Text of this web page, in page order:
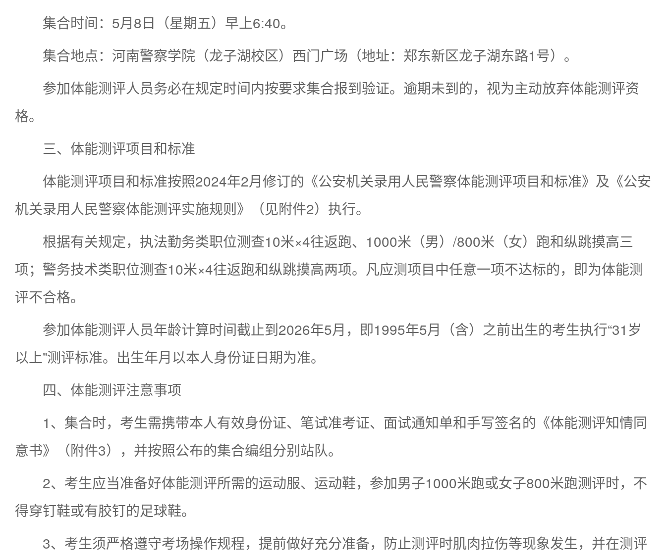
集合时间：5月8日（星期五）早上6:40。
集合地点：河南警察学院（龙子湖校区）西门广场（地址：郑东新区龙子湖东路1号）。
参加体能测评人员务必在规定时间内按要求集合报到验证。逾期未到的，视为主动放弃体能测评资
格。
三、体能测评项目和标准
体能测评项目和标准按照2024年2月修订的《公安机关录用人民警察体能测评项目和标准》及《公安
机关录用人民警察体能测评实施规则》（见附件2）执行。
根据有关规定，执法勤务类职位测查10米×4往返跑、1000米（男）/800米（女）跑和纵跳摸高三
项；警务技术类职位测查10米×4往返跑和纵跳摸高两项。凡应测项目中任意一项不达标的，即为体能测
评不合格。
参加体能测评人员年龄计算时间截止到2026年5月，即1995年5月（含）之前出生的考生执行“31岁
以上”测评标准。出生年月以本人身份证日期为准。
四、体能测评注意事项
1、集合时，考生需携带本人有效身份证、笔试准考证、面试通知单和手写签名的《体能测评知情同
意书》（附件3），并按照公布的集合编组分别站队。
2、考生应当准备好体能测评所需的运动服、运动鞋，参加男子1000米跑或女子800米跑测评时，不
得穿钉鞋或有胶钉的足球鞋。
3、考生须严格遵守考场操作规程，提前做好充分准备，防止测评时肌肉拉伤等现象发生，并在测评